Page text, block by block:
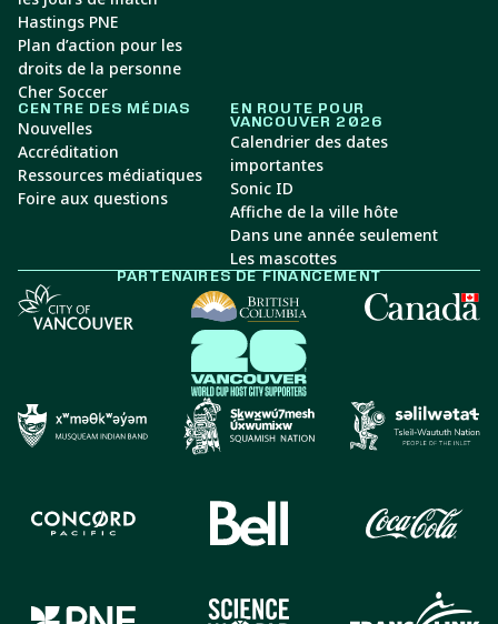
Hastings PNE
Plan d’action pour les
droits de la personne
Cher Soccer
CENTRE DES MÉDIAS
Nouvelles
Accréditation
Ressources médiatiques
Foire aux questions
EN ROUTE POUR
VANCOUVER 2026
Calendrier des dates
importantes
Sonic ID
Affiche de la ville hôte
Dans une année seulement
Les mascottes
PARTENAIRES DE FINANCEMENT